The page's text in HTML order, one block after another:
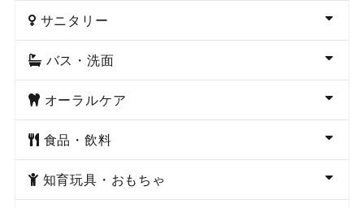
サニタリー
バス・洗面
オーラルケア
食品・飲料
知育玩具・おもちゃ